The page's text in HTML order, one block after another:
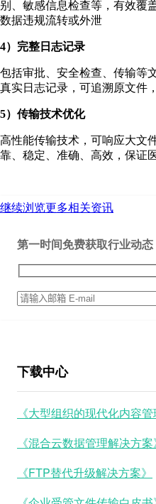
别、敏感信息检查等，有效覆
数据违规流转或外泄
4）完整日志记录
包括审批、安全检查、传输等
真实日志记录，可追溯原文件
5）传输技术优化
高性能传输技术，可响应大文
靠、稳定、准确、高效，保证
继续浏览更多相关资讯
第一时间免费获取行业动态
下载中心
《大型组织的现代化内容管
《混合云数据管理解决方案
《FTP替代升级解决方案》